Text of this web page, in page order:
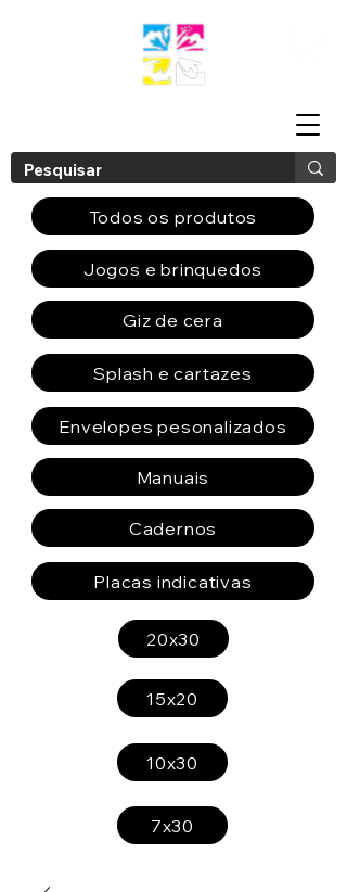
Todos os produtos
Jogos e brinquedos
Giz de cera
Splash e cartazes
Placas indicativas
20x30
15x20
10x30
7x30
Envelopes pesonalizados
Manuais
Cadernos